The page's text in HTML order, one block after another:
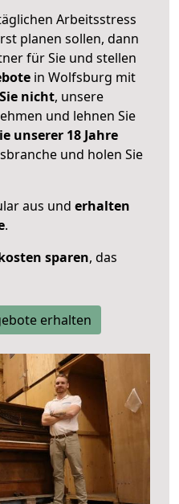
Arbeitsstress
planen sollen, dann
für Sie und stellen
in Wolfsburg mit
nicht, unsere
und lehnen Sie
unserer 18 Jahre
und holen Sie
aus und erhalten
.
sparen, das
erhalten